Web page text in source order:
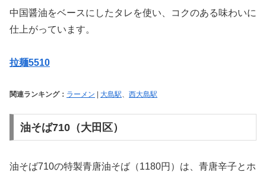
中国醤油をベースにしたタレを使い、コクのある味わいに
仕上がっています。
拉麺5510
関連ランキング： ラーメン 大島駅、 西大島駅
油そば710（大田区）
油そば710の特製青唐油そば（1180円）は、青唐辛子とホ